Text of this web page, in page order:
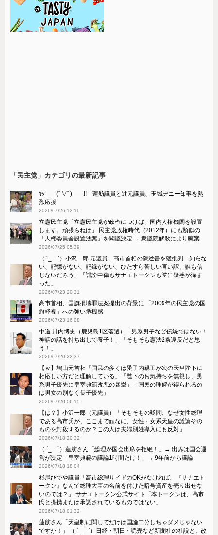
「民主党」カテゴリの最新記事
ｷﾀ――(ﾟ∀ﾟ)――!! 蓮舫議員と辻元議員、玉城デニー知事を熱
烈応援
2026/07/26 12:11
立憲民主党「立憲民主党が政権につけば、国内人権機関を設置
します。頑張らねば」 民主党政権時代（2012年）にも類似の
「人権委員会設置法案」を閣議決定 → 衆議院解散により廃案
2026/07/25 05:39
（ ´_ゝ`）小沢一郎 元議員、高市首相の陳述書を猛批判「知らな
い、記憶がない、記録がない、ひたすら苦しい言い訳。誰も信
じないだろう」「誹謗中傷もサナエトークンも逆に疑惑が深ま
った」
2026/07/23 20:31
高市首相、国旗損壊罪法案提出の背景に 「2009年の民主党の国
旗軽視」への強い危機感
2026/07/23 16:08
中道 川内博史（鹿児島1区落選）「男系男子など伝統ではない！
神話の話を持ち出して養子！」「そもそも憲法2条違反だと思
う！」
2026/07/20 22:37
【ｗ】鳩山元首相「国民の多くは愛子内親王が次の天皇陛下に
相応しい方だと理解している」「陛下のお気持ちを無視し、男
系男子優先に皇室典範改悪の暴挙」「国民の理解が得られるの
は男女の別なく長子優先」
2026/07/20 06:15
【は？】小沢一郎（元議員）「そもそもの疑問。なぜ女性総理
である高市氏が、ここまで頑なに、女性・女系天皇の議論その
ものを封殺するのか？この人は夫婦別姓導入にも反対」
2026/07/18 20:32
（ ´_ゝ`）蓮舫さん「総理が国会出席を拒絶！」→ 出席は国会運
営が決定「皇室典範の議論1時間だけ！」→ 9年前から議論
2026/07/18 18:04
杉尾ひでや議員「高市総理サイドのOKがなければ、『サナエト
ークン』なんて総理大臣の名前を付けた暗号資産を売り出せな
いのでは？」 サナエトークン公式サイト「本トークンは、高市
氏と提携または承認されているものではない」
2026/07/18 01:32
蓮舫さん「天皇制に関してだけは国論二分しちゃダメじゃない
ですか！」 （ ´_ゝ`）日経・朝日・読売など新聞社の社説と、改